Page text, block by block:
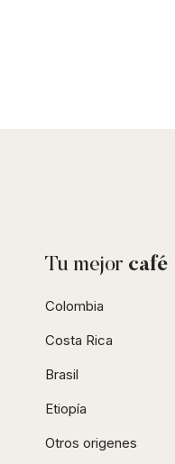
Tu mejor café
Colombia
Costa Rica
Brasil
Etiopía
Otros origenes